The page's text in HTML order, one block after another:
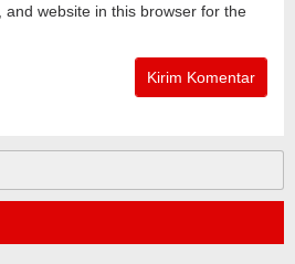
and website in this browser for the